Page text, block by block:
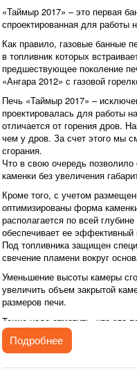
«Таймыр 2017» – это первая
спроектированная для работы
Как правило, газовые банные
в топливник которых
предшествующее поколение
«Ангара 2012» с газовой
Печь «Таймыр 2017» –
проектировалась для работы
отличается от горения дров.
чем у дров. За счет этого мы
сгорания.
Что в свою очередь
каменки без увеличения
Кроме того, с учетом
оптимизированы форма
располагается по всей
обеспечивает ее эффективный
Под топливника защищен
свечение пламени вокруг
Уменьшение высоты камеры
увеличить объем закрытой
размеров печи.
Также надо отметить, что эта
парения «русская баня». В
стабильное поддержание
Подробнее